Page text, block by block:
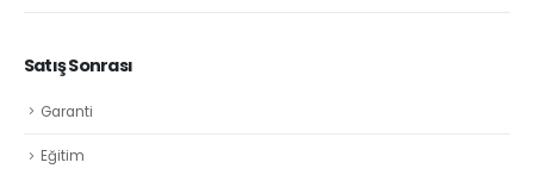
Satış Sonrası
Garanti
Eğitim